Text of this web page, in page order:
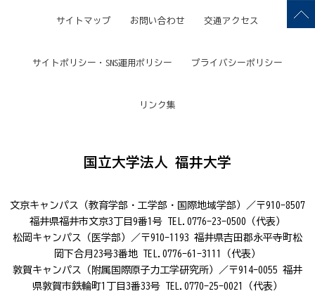
サイトマップ お問い合わせ 交通アクセス
サイトポリシー・SNS運用ポリシー プライバシーポリシー
リンク集
国立大学法人 福井大学
文京キャンパス（教育学部・工学部・国際地域学部）／〒910-8507
福井県福井市文京3丁目9番1号 TEL.0776-23-0500（代表）
松岡キャンパス（医学部）／〒910-1193 福井県吉田郡永平寺町松
岡下合月23号3番地 TEL.0776-61-3111（代表）
敦賀キャンパス（附属国際原子力工学研究所）／〒914-0055 福井
県敦賀市鉄輪町1丁目3番33号 TEL.0770-25-0021（代表）